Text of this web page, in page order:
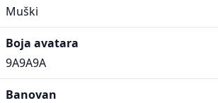
Muški
Boja avatara
9A9A9A
Banovan